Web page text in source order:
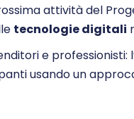
attività del
tecnologie digitali
e
usando un